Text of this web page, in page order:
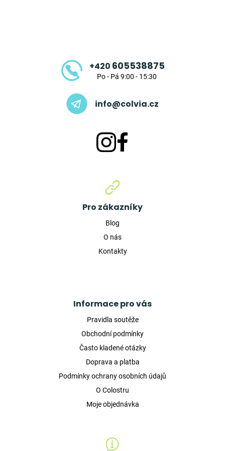
+420 605538875
Po - Pá 9:00 - 15:30
info@colvia.cz
Pro zákazníky
Blog
O nás
Kontakty
Informace pro vás
Pravidla soutěže
Obchodní podmínky
Často kladené otázky
Doprava a platba
Podmínky ochrany osobních údajů
O Colostru
Moje objednávka